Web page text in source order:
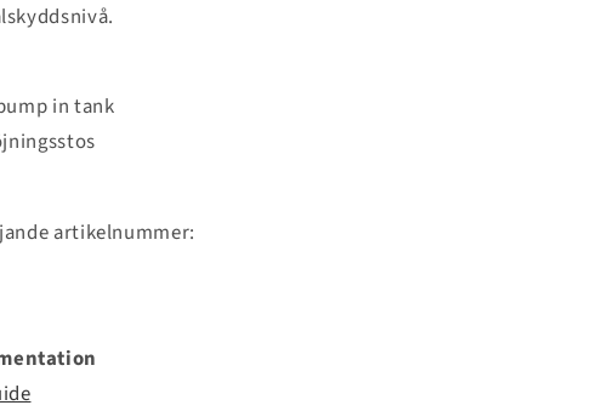
in tank
artikelnummer: